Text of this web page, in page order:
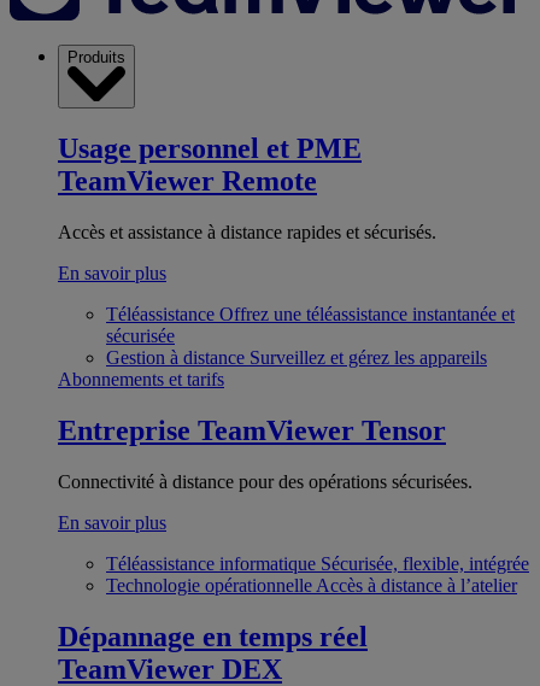
Produits
Usage personnel et PME
TeamViewer Remote
Accès et assistance à distance rapides et sécurisés.
En savoir plus
Téléassistance Offrez une téléassistance instantanée et
sécurisée
Gestion à distance Surveillez et gérez les appareils
Abonnements et tarifs
Entreprise TeamViewer Tensor
Connectivité à distance pour des opérations sécurisées.
En savoir plus
Téléassistance informatique Sécurisée, flexible, intégrée
Technologie opérationnelle Accès à distance à l’atelier
Dépannage en temps réel
TeamViewer DEX